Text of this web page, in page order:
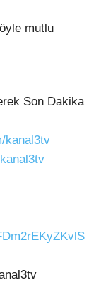
mutlu
Son Dakika
kanal3tv